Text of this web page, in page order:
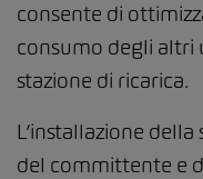
consente di
consumo degli altri
stazione di ricarica.
L’installazione
del committente e